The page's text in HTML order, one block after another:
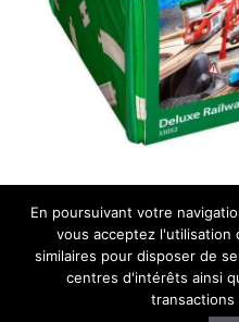
Acheter
En poursuivant votre
vous acceptez l'utilisation
similaires pour disposer de
centres d'intérêts ainsi